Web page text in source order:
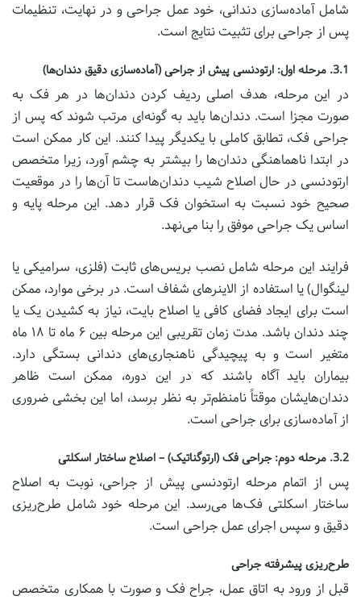
شامل آماده‌سازی دندانی، خود عمل جراحی و در نهایت، تنظیمات
پس از جراحی برای تثبیت نتایج است.
3.1. مرحله اول: ارتودنسی پیش از جراحی (آماده‌سازی دقیق دندان‌ها)
در این مرحله، هدف اصلی ردیف کردن دندان‌ها در هر فک به
صورت مجزا است. دندان‌ها باید به گونه‌ای مرتب شوند که پس از
جراحی فک، تطابق کاملی با یکدیگر پیدا کنند. این کار ممکن است
در ابتدا ناهماهنگی دندان‌ها را بیشتر به چشم آورد، زیرا متخصص
ارتودنسی در حال اصلاح شیب دندان‌هاست تا آن‌ها را در موقعیت
صحیح خود نسبت به استخوان فک قرار دهد. این مرحله پایه و
اساس یک جراحی موفق را بنا می‌نهد.
فرایند این مرحله شامل نصب بریس‌های ثابت (فلزی، سرامیکی یا
لینگوال) یا استفاده از الاینرهای شفاف است. در برخی موارد، ممکن
است برای ایجاد فضای کافی یا اصلاح بایت، نیاز به کشیدن یک یا
چند دندان باشد. مدت زمان تقریبی این مرحله بین ۶ ماه تا ۱۸ ماه
متغیر است و به پیچیدگی ناهنجاری‌های دندانی بستگی دارد.
بیماران باید آگاه باشند که در این دوره، ممکن است ظاهر
دندان‌هایشان موقتاً نامنظم‌تر به نظر برسد، اما این بخشی ضروری
از آماده‌سازی برای جراحی است.
3.2. مرحله دوم: جراحی فک (ارتوگناتیک) – اصلاح ساختار اسکلتی
پس از اتمام مرحله ارتودنسی پیش از جراحی، نوبت به اصلاح
ساختار اسکلتی فک‌ها می‌رسد. این مرحله خود شامل طرح‌ریزی
دقیق و سپس اجرای عمل جراحی است.
طرح‌ریزی پیشرفته جراحی
قبل از ورود به اتاق عمل، جراح فک و صورت با همکاری متخصص